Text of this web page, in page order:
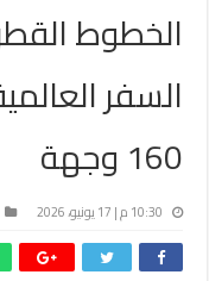
الخطوط
السفر
160 وجهة
10:30 م | 17 يونيو، 2026